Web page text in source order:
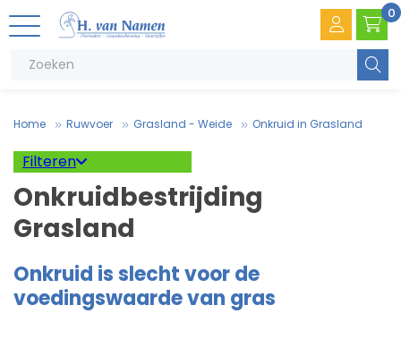
V
.
0
Home Ruwvoer Grasland - Weide Onkruid in Grasland
Sorteer op
Filter toepassen
Filteren
Onkruidbestrijding
Grasland
Onkruid is slecht voor de
voedingswaarde van gras